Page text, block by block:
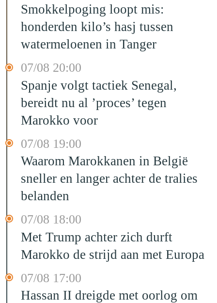
Smokkelpoging loopt mis:
honderden kilo’s hasj tussen
watermeloenen in Tanger
07/08 20:00
Spanje volgt tactiek Senegal,
bereidt nu al ’proces’ tegen
Marokko voor
07/08 19:00
Waarom Marokkanen in België
sneller en langer achter de tralies
belanden
07/08 18:00
Met Trump achter zich durft
Marokko de strijd aan met Europa
07/08 17:00
Hassan II dreigde met oorlog om